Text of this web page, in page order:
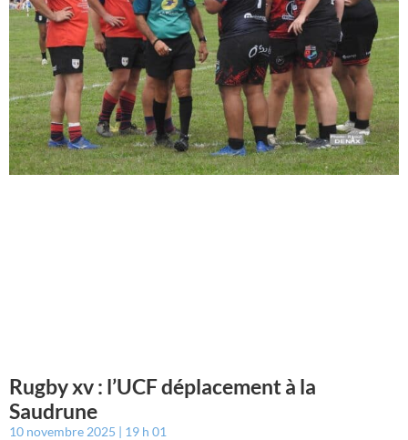
Rugby xv : l’UCF déplacement à la
Saudrune
10 novembre 2025 19 h 01